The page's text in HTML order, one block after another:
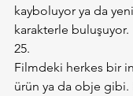
kayboluyor ya da
karakterle buluşuyor.
Filmdeki herkes bir
ürün ya da obje gibi.